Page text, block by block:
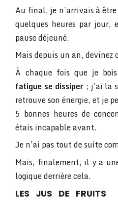
Au final, je n’arrivais à être
quelques heures par
pause déjeuné.
Mais depuis un an, devinez
À chaque fois que je
fatigue se dissiper ; j’ai la
retrouve son énergie, et je
5 bonnes heures de
étais incapable avant.
Je n’ai pas tout de suite
Mais, finalement, il y a
logique derrière cela.
LES JUS DE